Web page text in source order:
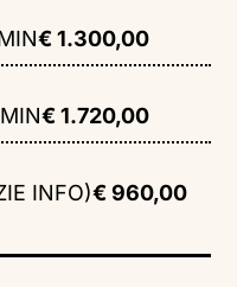
€ 1.300,00
€ 1.720,00
INFO)€ 960,00